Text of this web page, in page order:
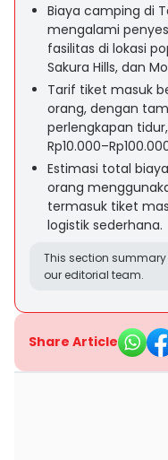
Biaya camping di
mengalami
fasilitas di lokasi
Sakura Hills, dan
Tarif tiket masuk
orang, dengan
perlengkapan
Estimasi total
orang
termasuk tiket
logistik sederhana.
This section
our editorial team.
Share Article